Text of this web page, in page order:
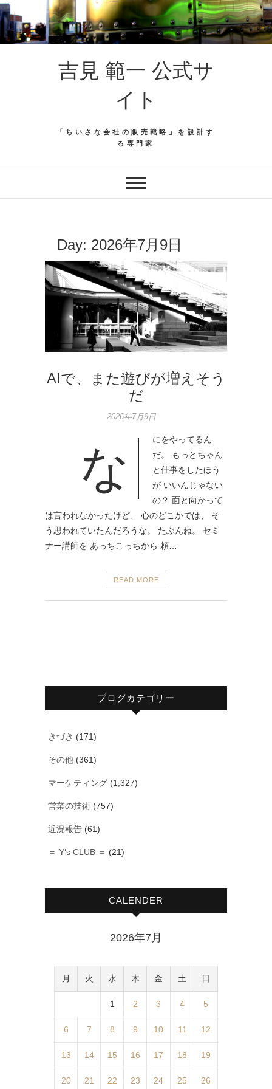
吉見 範一 公式サ
イト
「ちいさな会社の販売戦略」を設計す
る専門家
Day: 2026年7月9日
AIで、また遊びが増えそう
だ
2026年7月9日
な
にをやってるん
だ。 もっとちゃん
と仕事をしたほう
が いいんじゃない
の？ 面と向かって
は言われなかったけど、 心のどこかでは、 そ
う思われていたんだろうな。 たぶんね。 セミ
ナー講師を あっちこっちから 頼…
READ MORE
ブログカテゴリー
きづき (171)
その他 (361)
マーケティング (1,327)
営業の技術 (757)
近況報告 (61)
＝ Y‘s CLUB ＝ (21)
CALENDER
2026年7月
月 火 水 木 金 土 日
1 2 3 4 5
6 7 8 9 10 11 12
13 14 15 16 17 18 19
20 21 22 23 24 25 26